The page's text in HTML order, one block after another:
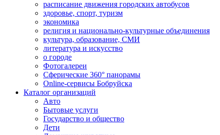
расписание движения городских автобусов
здоровье, спорт, туризм
экономика
религия и национально-культурные объединения
культура, образование, СМИ
литература и искусство
о городе
Фотогалереи
Сферические 360° панорамы
Online-сервисы Бобруйска
Каталог организаций
Авто
Бытовые услуги
Государство и общество
Дети